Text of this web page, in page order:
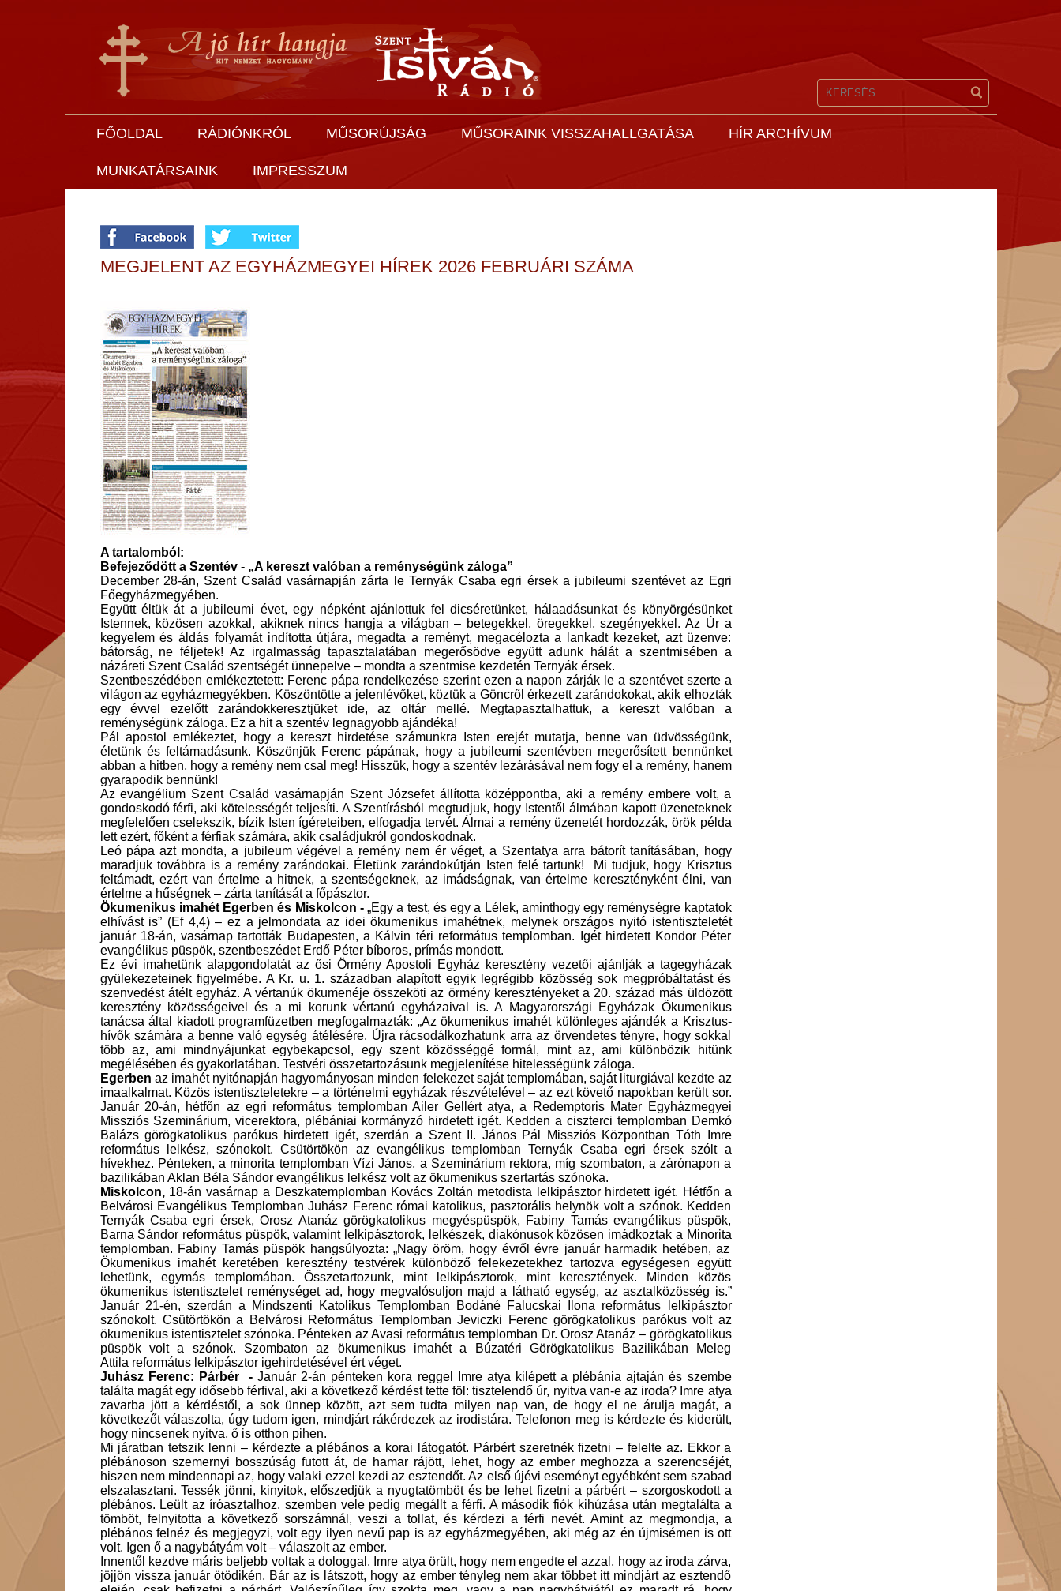
FŐOLDAL RÁDIÓNKRÓL MŰSORÚJSÁG MŰSORAINK VISSZAHALLGATÁSA HÍR ARCHÍVUM
MUNKATÁRSAINK IMPRESSZUM
MEGJELENT AZ EGYHÁZMEGYEI HÍREK 2026 FEBRUÁRI SZÁMA
A tartalomból:
Befejeződött a Szentév - „A kereszt valóban a reménységünk záloga”
December 28-án, Szent Család vasárnapján zárta le Ternyák Csaba egri érsek a jubileumi szentévet az Egri
Főegyházmegyében.
Együtt éltük át a jubileumi évet, egy népként ajánlottuk fel dicséretünket, hálaadásunkat és könyörgésünket
Istennek, közösen azokkal, akiknek nincs hangja a világban – betegekkel, öregekkel, szegényekkel. Az Úr a
kegyelem és áldás folyamát indította útjára, megadta a reményt, megacélozta a lankadt kezeket, azt üzenve:
bátorság, ne féljetek! Az irgalmasság tapasztalatában megerősödve együtt adunk hálát a szentmisében a
názáreti Szent Család szentségét ünnepelve – mondta a szentmise kezdetén Ternyák érsek.
Szentbeszédében emlékeztetett: Ferenc pápa rendelkezése szerint ezen a napon zárják le a szentévet szerte a
világon az egyházmegyékben. Köszöntötte a jelenlévőket, köztük a Göncről érkezett zarándokokat, akik elhozták
egy évvel ezelőtt zarándokkeresztjüket ide, az oltár mellé. Megtapasztalhattuk, a kereszt valóban a
reménységünk záloga. Ez a hit a szentév legnagyobb ajándéka!
Pál apostol emlékeztet, hogy a kereszt hirdetése számunkra Isten erejét mutatja, benne van üdvösségünk,
életünk és feltámadásunk. Köszönjük Ferenc pápának, hogy a jubileumi szentévben megerősített bennünket
abban a hitben, hogy a remény nem csal meg! Hisszük, hogy a szentév lezárásával nem fogy el a remény, hanem
gyarapodik bennünk!
Az evangélium Szent Család vasárnapján Szent Józsefet állította középpontba, aki a remény embere volt, a
gondoskodó férfi, aki kötelességét teljesíti. A Szentírásból megtudjuk, hogy Istentől álmában kapott üzeneteknek
megfelelően cselekszik, bízik Isten ígéreteiben, elfogadja tervét. Álmai a remény üzenetét hordozzák, örök példa
lett ezért, főként a férfiak számára, akik családjukról gondoskodnak.
Leó pápa azt mondta, a jubileum végével a remény nem ér véget, a Szentatya arra bátorít tanításában, hogy
maradjuk továbbra is a remény zarándokai. Életünk zarándokútján Isten felé tartunk! Mi tudjuk, hogy Krisztus
feltámadt, ezért van értelme a hitnek, a szentségeknek, az imádságnak, van értelme keresztényként élni, van
értelme a hűségnek – zárta tanítását a főpásztor.
Ökumenikus imahét Egerben és Miskolcon - „Egy a test, és egy a Lélek, aminthogy egy reménységre kaptatok
elhívást is” (Ef 4,4) – ez a jelmondata az idei ökumenikus imahétnek, melynek országos nyitó istentiszteletét
január 18-án, vasárnap tartották Budapesten, a Kálvin téri református templomban. Igét hirdetett Kondor Péter
evangélikus püspök, szentbeszédet Erdő Péter bíboros, prímás mondott.
Ez évi imahetünk alapgondolatát az ősi Örmény Apostoli Egyház keresztény vezetői ajánlják a tagegyházak
gyülekezeteinek figyelmébe. A Kr. u. 1. században alapított egyik legrégibb közösség sok megpróbáltatást és
szenvedést átélt egyház. A vértanúk ökumenéje összeköti az örmény keresztényeket a 20. század más üldözött
keresztény közösségeivel és a mi korunk vértanú egyházaival is. A Magyarországi Egyházak Ökumenikus
tanácsa által kiadott programfüzetben megfogalmazták: „Azökumenikus imahétkülönleges ajándék a Krisztus-​
hívők számára a benne való egység átélésére. Újra rácsodálkozhatunk arra az örvendetes tényre, hogy sokkal
több az, ami mindnyájunkat egybekapcsol, egy szent közösséggé formál, mint az, ami különbözik hitünk
megélésében és gyakorlatában. Testvéri összetartozásunk megjelenítése hitelességünk záloga.
Egerben az imahét nyitónapján hagyományosan minden felekezet saját templomában, saját liturgiával kezdte az
imaalkalmat. Közös istentiszteletekre – a történelmi egyházak részvételével – az ezt követő napokban került sor.
Január 20-án, hétfőn az egri református templomban Ailer Gellért atya, a
Redemptoris Mater Egyházmegyei
Missziós Szeminárium, vicerektora, plébániai kormányzó hirdetett igét. Kedden a ciszterci templomban Demkó
Balázs görögkatolikus parókus hirdetett igét, szerdán a Szent II. János Pál Missziós Központban Tóth Imre
református lelkész, szónokolt. Csütörtökön az evangélikus templomban Ternyák Csaba egri érsek szólt a
hívekhez. Pénteken, a minorita templomban Vízi János, a Szeminárium rektora, míg szombaton, a zárónapon a
bazilikában Aklan Béla Sándor evangélikus lelkész volt az ökumenikus szertartás szónoka.
Miskolcon,18-án vasárnap a Deszkatemplomban Kovács Zoltán metodista lelkipásztor hirdetett igét. Hétfőn a
Belvárosi Evangélikus Templomban Juhász Ferenc római katolikus, pasztorális helynök volt a szónok. Kedden
Ternyák Csaba egri érsek, Orosz Atanáz görögkatolikus megyéspüspök, Fabiny Tamás evangélikus püspök,
Barna Sándor református püspök, valamint lelkipásztorok, lelkészek, diakónusok közösen imádkoztak a Minorita
templomban. Fabiny Tamás püspök hangsúlyozta: „Nagy öröm, hogy évről évre január harmadik hetében, az
Ökumenikus imahét keretében keresztény testvérek különböző felekezetekhez tartozva egységesen együtt
lehetünk, egymás templomában. Összetartozunk, mint lelkipásztorok, mint keresztények. Minden közös
ökumenikus istentisztelet reménységet ad, hogy megvalósuljon majd a látható egység, az asztalközösség is.”
Január 21-én, szerdán a
Mindszenti Katolikus Templomban
Bodáné Falucskai Ilona református lelkipásztor
szónokolt. Csütörtökön a Belvárosi Református Templomban Jeviczki Ferenc görögkatolikus parókus volt az
ökumenikus istentisztelet szónoka. Pénteken az Avasi református templomban Dr. Orosz Atanáz – görögkatolikus
püspök volt a szónok. Szombaton az ökumenikus imahét a Búzatéri Görögkatolikus Bazilikában Meleg
Attila református lelkipásztor igehirdetésével ért véget.
Juhász Ferenc: Párbér -Január 2-án pénteken kora reggel Imre atya kilépett a plébánia ajtaján és szembe
találta magát egy idősebb férfival, aki a következő kérdést tette föl: tisztelendő úr, nyitva van-e az iroda? Imre atya
zavarba jött a kérdéstől, a sok ünnep között, azt sem tudta milyen nap van, de hogy el ne árulja magát, a
következőt válaszolta, úgy tudom igen, mindjárt rákérdezek az irodistára. Telefonon meg is kérdezte és kiderült,
hogy nincsenek nyitva, ő is otthon pihen.
Mi járatban tetszik lenni – kérdezte a plébános a korai látogatót. Párbért szeretnék fizetni – felelte az. Ekkor a
plébánoson szemernyi bosszúság futott át, de hamar rájött, lehet, hogy az ember meghozza a szerencséjét,
hiszen nem mindennapi az, hogy valaki ezzel kezdi az esztendőt. Az első újévi eseményt egyébként sem szabad
elszalasztani. Tessék jönni, kinyitok, előszedjük a nyugtatömböt és be lehet fizetni a párbért – szorgoskodott a
plébános. Leült az íróasztalhoz, szemben vele pedig megállt a férfi. A második fiók kihúzása után megtalálta a
tömböt, felnyitotta a következő sorszámnál, veszi a tollat, és kérdezi a férfi nevét. Amint az megmondja, a
plébános felnéz és megjegyzi, volt egy ilyen nevű pap is az egyházmegyében, aki még az én újmisémen is ott
volt. Igen ő a nagybátyám volt – válaszolt az ember.
Innentől kezdve máris beljebb voltak a dologgal. Imre atya örült, hogy nem engedte el azzal, hogy az iroda zárva,
jöjjön vissza január ötödikén. Bár az is látszott, hogy az ember tényleg nem akar többet itt mindjárt az esztendő